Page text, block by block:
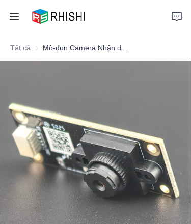
Tất cả
Home
About Us
News
Support